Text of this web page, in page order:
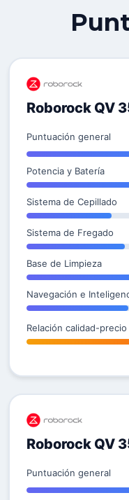
Roborock QV
Puntuación general
Potencia y Batería
Sistema de Cepillado
Sistema de Fregado
Base de Limpieza
Navegación e
Relación calidad-precio
Roborock QV
Puntuación general